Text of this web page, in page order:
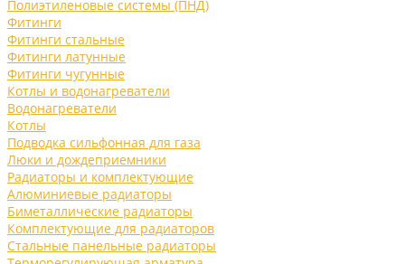
Полиэтиленовые системы (ПНД)
Фитинги
Фитинги стальные
Фитинги латунные
Фитинги чугунные
Котлы и водонагреватели
Водонагреватели
Котлы
Подводка сильфонная для газа
Люки и дождеприемники
Радиаторы и комплектующие
Алюминиевые радиаторы
Биметаллические радиаторы
Комплектующие для радиаторов
Стальные панельные радиаторы